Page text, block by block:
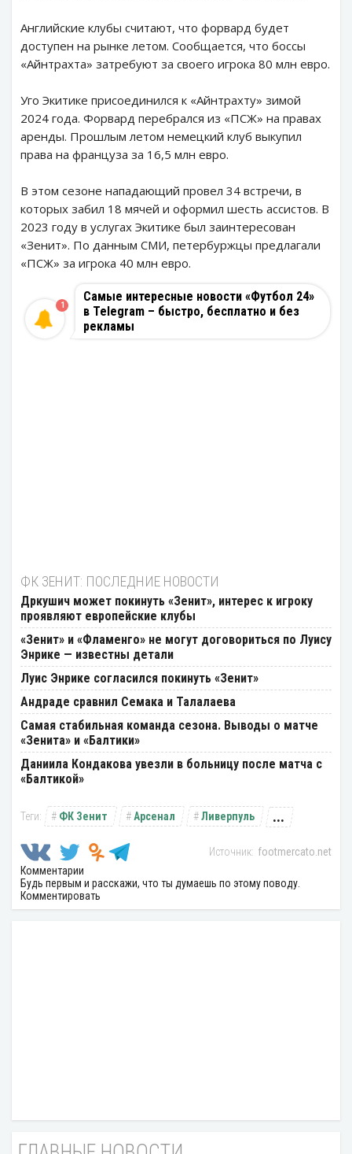
Английские клубы считают, что форвард будет
доступен на рынке летом. Сообщается, что боссы
«Айнтрахта» затребуют за своего игрока 80 млн евро.
Уго Экитике присоединился к «Айнтрахту» зимой
2024 года. Форвард перебрался из «ПСЖ» на правах
аренды. Прошлым летом немецкий клуб выкупил
права на француза за 16,5 млн евро.
В этом сезоне нападающий провел 34 встречи, в
которых забил 18 мячей и оформил шесть ассистов. В
2023 году в услугах Экитике был заинтересован
«Зенит». По данным СМИ, петербуржцы предлагали
«ПСЖ» за игрока 40 млн евро.
Самые интересные новости «Футбол 24»
в Telegram – быстро, бесплатно и без
рекламы
1
ФК ЗЕНИТ: ПОСЛЕДНИЕ НОВОСТИ
Дркушич может покинуть «Зенит», интерес к игроку
проявляют европейские клубы
«Зенит» и «Фламенго» не могут договориться по Луису
Энрике — известны детали
Луис Энрике согласился покинуть «Зенит»
Андраде сравнил Семака и Талалаева
Самая стабильная команда сезона. Выводы о матче
«Зенита» и «Балтики»
Даниила Кондакова увезли в больницу после матча с
«Балтикой»
ФК Зенит Арсенал Ливерпуль ...
footmercato.net
Комментарии
Будь первым и расскажи, что ты думаешь по этому поводу.
Комментировать